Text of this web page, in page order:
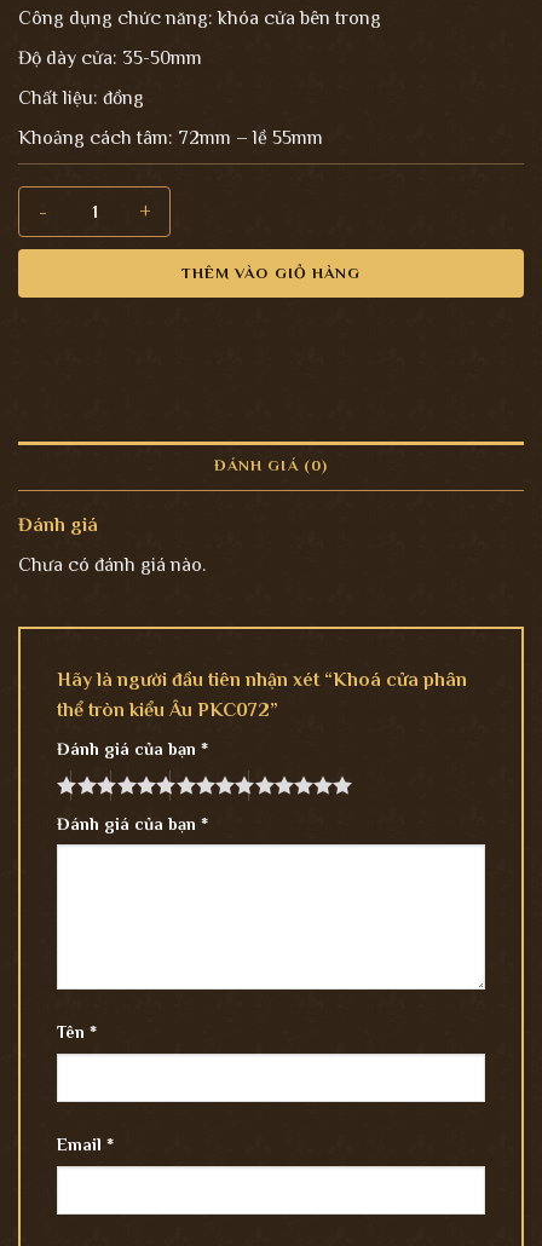
Công dụng chức năng: khóa cửa bên trong
Độ dày cửa: 35-50mm
Chất liệu: đồng
Khoảng cách tâm: 72mm – lề 55mm
THÊM VÀO GIỎ HÀNG
ĐÁNH GIÁ (0)
Đánh giá
Chưa có đánh giá nào.
Hãy là người đầu tiên nhận xét “Khoá cửa phân
thể tròn kiểu Âu PKC072”
Đánh giá của bạn *
Đánh giá của bạn *
Tên *
Email *